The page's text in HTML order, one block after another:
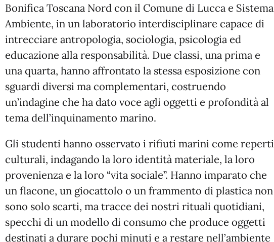
Bonifica Toscana Nord con il Comune di Lucca e Sistema
Ambiente, in un laboratorio interdisciplinare capace di
intrecciare antropologia, sociologia, psicologia ed
educazione alla responsabilità. Due classi, una prima e
una quarta, hanno affrontato la stessa esposizione con
sguardi diversi ma complementari, costruendo
un’indagine che ha dato voce agli oggetti e profondità al
tema dell’inquinamento marino.
Gli studenti hanno osservato i rifiuti marini come reperti
culturali, indagando la loro identità materiale, la loro
provenienza e la loro “vita sociale”. Hanno imparato che
un flacone, un giocattolo o un frammento di plastica non
sono solo scarti, ma tracce dei nostri rituali quotidiani,
specchi di un modello di consumo che produce oggetti
destinati a durare pochi minuti e a restare nell’ambiente